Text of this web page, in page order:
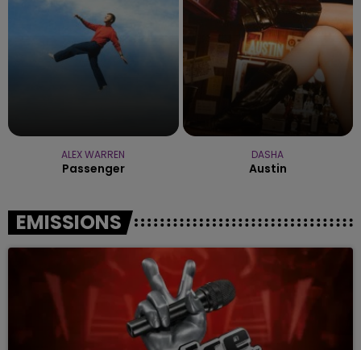
ALEX WARREN
Passenger
DASHA
Austin
EMISSIONS